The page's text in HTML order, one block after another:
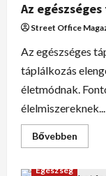
Az
Street Office
Az egészséges
táplálkozás
életmódnak.
élelmiszereknek...
Bővebben
Egészség